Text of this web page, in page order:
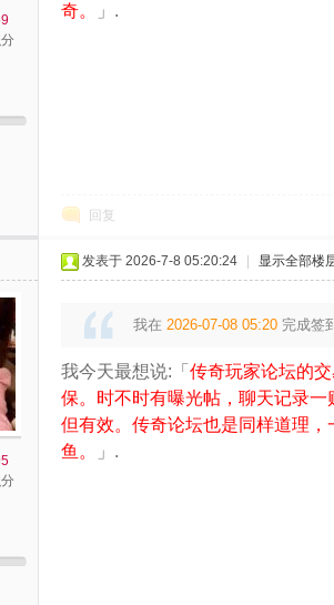
奇。
」.
回复
发表于 2026-7-8 05:20:24 显示全部楼
我在 2026-07-08 05:20完成签
我今天最想说:「 传奇玩家论坛的
保。时不时有曝光帖，聊天记录
但有效。传奇论坛也是同样道理
鱼。
」.